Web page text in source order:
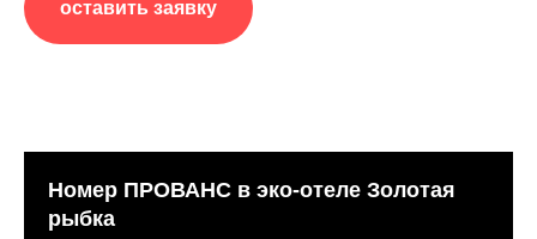
оставить заявку
Номер ПРОВАНС в эко-отеле Золотая
рыбка